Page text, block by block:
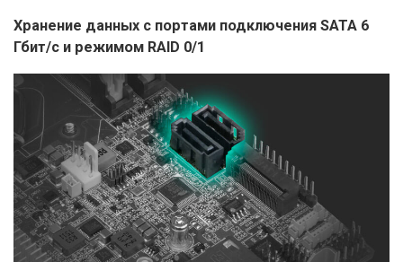
Хранение данных с портами подключения SATA 6
Гбит/с и режимом RAID 0/1